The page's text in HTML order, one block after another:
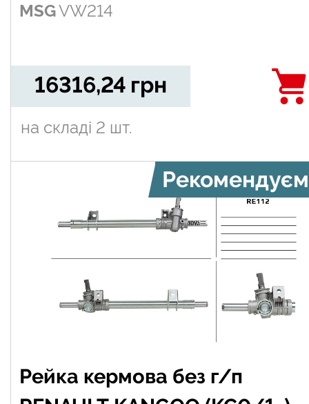
MSGVW214
16316,24 грн
на складі 2 шт.
Рейка кермова без г/п